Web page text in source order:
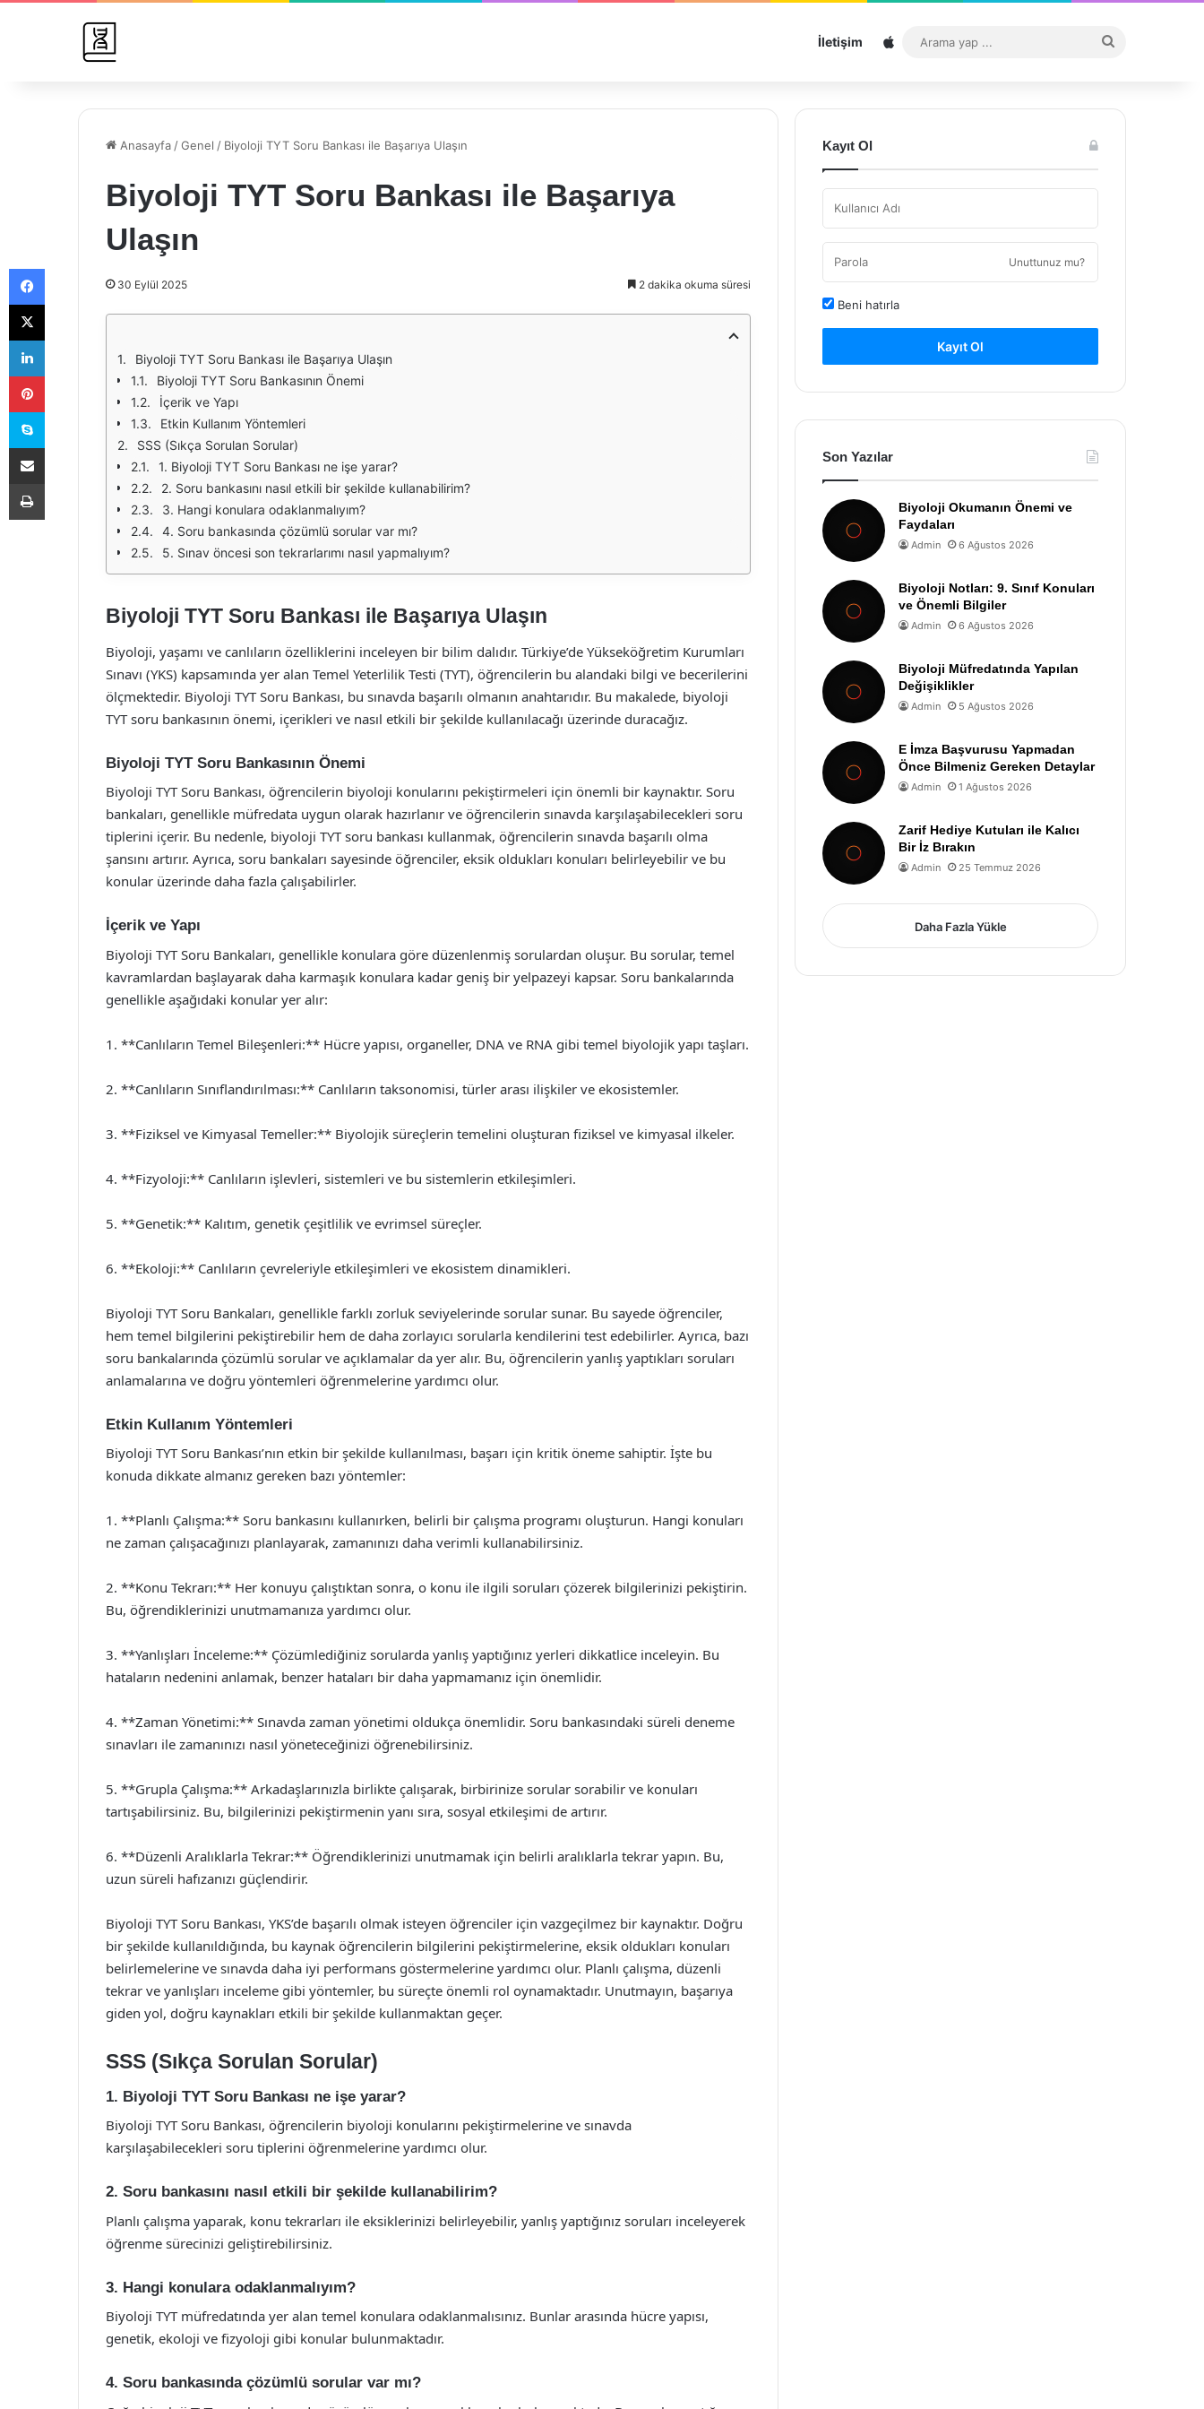
İletişim Sitemap
...
Anasayfa /Genel / Biyoloji TYT Soru Bankası ile Başarıya Ulaşın
Biyoloji TYT Soru Bankası ile Başarıya
Ulaşın
30 Eylül 2025 2 dakika okuma süresi
Biyoloji TYT Soru Bankası ile Başarıya Ulaşın
Biyoloji TYT Soru Bankasının Önemi
İçerik ve Yapı
Etkin Kullanım Yöntemleri
SSS (Sıkça Sorulan Sorular)
1. Biyoloji TYT Soru Bankası ne işe yarar?
2. Soru bankasını nasıl etkili bir şekilde kullanabilirim?
3. Hangi konulara odaklanmalıyım?
4. Soru bankasında çözümlü sorular var mı?
5. Sınav öncesi son tekrarlarımı nasıl yapmalıyım?
Biyoloji TYT Soru Bankası ile Başarıya Ulaşın
Biyoloji, yaşamı ve canlıların özelliklerini inceleyen bir bilim dalıdır. Türkiye’de Yükseköğretim Kurumları
Sınavı (YKS) kapsamında yer alan Temel Yeterlilik Testi (TYT), öğrencilerin bu alandaki bilgi ve becerilerini
ölçmektedir. Biyoloji TYT Soru Bankası, bu sınavda başarılı olmanın anahtarıdır. Bu makalede, biyoloji
TYT soru bankasının önemi, içerikleri ve nasıl etkili bir şekilde kullanılacağı üzerinde duracağız.
Biyoloji TYT Soru Bankasının Önemi
Biyoloji TYT Soru Bankası, öğrencilerin biyoloji konularını pekiştirmeleri için önemli bir kaynaktır. Soru
bankaları, genellikle müfredata uygun olarak hazırlanır ve öğrencilerin sınavda karşılaşabilecekleri soru
tiplerini içerir. Bu nedenle, biyoloji TYT soru bankası kullanmak, öğrencilerin sınavda başarılı olma
şansını artırır. Ayrıca, soru bankaları sayesinde öğrenciler, eksik oldukları konuları belirleyebilir ve bu
konular üzerinde daha fazla çalışabilirler.
İçerik ve Yapı
Biyoloji TYT Soru Bankaları, genellikle konulara göre düzenlenmiş sorulardan oluşur. Bu sorular, temel
kavramlardan başlayarak daha karmaşık konulara kadar geniş bir yelpazeyi kapsar. Soru bankalarında
genellikle aşağıdaki konular yer alır:
1. **Canlıların Temel Bileşenleri:** Hücre yapısı, organeller, DNA ve RNA gibi temel biyolojik yapı taşları.
2. **Canlıların Sınıflandırılması:** Canlıların taksonomisi, türler arası ilişkiler ve ekosistemler.
3. **Fiziksel ve Kimyasal Temeller:** Biyolojik süreçlerin temelini oluşturan fiziksel ve kimyasal ilkeler.
4. **Fizyoloji:** Canlıların işlevleri, sistemleri ve bu sistemlerin etkileşimleri.
5. **Genetik:** Kalıtım, genetik çeşitlilik ve evrimsel süreçler.
6. **Ekoloji:** Canlıların çevreleriyle etkileşimleri ve ekosistem dinamikleri.
Biyoloji TYT Soru Bankaları, genellikle farklı zorluk seviyelerinde sorular sunar. Bu sayede öğrenciler,
hem temel bilgilerini pekiştirebilir hem de daha zorlayıcı sorularla kendilerini test edebilirler. Ayrıca, bazı
soru bankalarında çözümlü sorular ve açıklamalar da yer alır. Bu, öğrencilerin yanlış yaptıkları soruları
anlamalarına ve doğru yöntemleri öğrenmelerine yardımcı olur.
Etkin Kullanım Yöntemleri
Biyoloji TYT Soru Bankası’nın etkin bir şekilde kullanılması, başarı için kritik öneme sahiptir. İşte bu
konuda dikkate almanız gereken bazı yöntemler:
1. **Planlı Çalışma:** Soru bankasını kullanırken, belirli bir çalışma programı oluşturun. Hangi konuları
ne zaman çalışacağınızı planlayarak, zamanınızı daha verimli kullanabilirsiniz.
2. **Konu Tekrarı:** Her konuyu çalıştıktan sonra, o konu ile ilgili soruları çözerek bilgilerinizi pekiştirin.
Bu, öğrendiklerinizi unutmamanıza yardımcı olur.
3. **Yanlışları İnceleme:** Çözümlediğiniz sorularda yanlış yaptığınız yerleri dikkatlice inceleyin. Bu
hataların nedenini anlamak, benzer hataları bir daha yapmamanız için önemlidir.
4. **Zaman Yönetimi:** Sınavda zaman yönetimi oldukça önemlidir. Soru bankasındaki süreli deneme
sınavları ile zamanınızı nasıl yöneteceğinizi öğrenebilirsiniz.
5. **Grupla Çalışma:** Arkadaşlarınızla birlikte çalışarak, birbirinize sorular sorabilir ve konuları
tartışabilirsiniz. Bu, bilgilerinizi pekiştirmenin yanı sıra, sosyal etkileşimi de artırır.
6. **Düzenli Aralıklarla Tekrar:** Öğrendiklerinizi unutmamak için belirli aralıklarla tekrar yapın. Bu,
uzun süreli hafızanızı güçlendirir.
Biyoloji TYT Soru Bankası, YKS’de başarılı olmak isteyen öğrenciler için vazgeçilmez bir kaynaktır. Doğru
bir şekilde kullanıldığında, bu kaynak öğrencilerin bilgilerini pekiştirmelerine, eksik oldukları konuları
belirlemelerine ve sınavda daha iyi performans göstermelerine yardımcı olur. Planlı çalışma, düzenli
tekrar ve yanlışları inceleme gibi yöntemler, bu süreçte önemli rol oynamaktadır. Unutmayın, başarıya
giden yol, doğru kaynakları etkili bir şekilde kullanmaktan geçer.
SSS (Sıkça Sorulan Sorular)
1. Biyoloji TYT Soru Bankası ne işe yarar?
Biyoloji TYT Soru Bankası, öğrencilerin biyoloji konularını pekiştirmelerine ve sınavda
karşılaşabilecekleri soru tiplerini öğrenmelerine yardımcı olur.
2. Soru bankasını nasıl etkili bir şekilde kullanabilirim?
Planlı çalışma yaparak, konu tekrarları ile eksiklerinizi belirleyebilir, yanlış yaptığınız soruları inceleyerek
öğrenme sürecinizi geliştirebilirsiniz.
3. Hangi konulara odaklanmalıyım?
Biyoloji TYT müfredatında yer alan temel konulara odaklanmalısınız. Bunlar arasında hücre yapısı,
genetik, ekoloji ve fizyoloji gibi konular bulunmaktadır.
4. Soru bankasında çözümlü sorular var mı?
Kayıt Ol
Unuttunuz mu?
Beni hatırla
Kayıt Ol
Son Yazılar
Biyoloji Okumanın Önemi ve
Faydaları
Admin 6 Ağustos 2026
Biyoloji Notları: 9. Sınıf Konuları
ve Önemli Bilgiler
Admin 6 Ağustos 2026
Biyoloji Müfredatında Yapılan
Değişiklikler
Admin 5 Ağustos 2026
E İmza Başvurusu Yapmadan
Önce Bilmeniz Gereken Detaylar
Admin 1 Ağustos 2026
Zarif Hediye Kutuları ile Kalıcı
Bir İz Bırakın
Admin 25 Temmuz 2026
Daha Fazla Yükle
Facebook
X
LinkedIn
Pinterest
Skype
E-Posta ile paylaş